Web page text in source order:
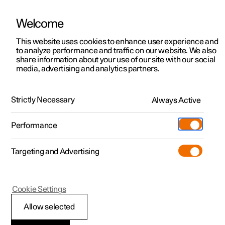
Polestar 2
Polestar 3
Polestar 4
Pre-owned
Shop
Meer
Testrit
Aanbiedingen voor
Testrit
Aanbiedingen voor
Polestar 4 coupé
Ontdek Polestar 4
Testrit
Bekijk onze stockwagens
Aanbiedingen voor
Ontdek Polestar 5
Over pre-owned
Pre-owned aanbiedingen
Aanbiedingen voor particulieren
Aanbiedingen voor
professionelen
Bekijk onze stockwagens
Configureer
Pre-owned
Testrit
Additionals
(Opent in een nieuw venster)
Experiences
Ontmoet ons
Servicepunten
Opladen
Support
HandleidingVideogalerijDownloadsSoftware-updates
Snelheidsbegrenzerfuncties
Snelheidsbegrenzer
Welcome
This website uses cookies to enhance user experience and
to analyze performance and traffic on our website. We also
share information about your use of our site with our social
media, advertising and analytics partners.
Strictly Necessary Always Active
Performance
Targeting and Advertising
Allow selected
Cookie Settings